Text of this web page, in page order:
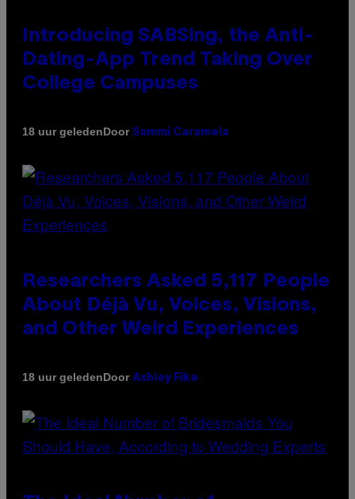
Introducing SABSing, the Anti-
Dating-App Trend Taking Over
College Campuses
18 uur geledenDoor Sammi Caramela
Researchers Asked 5,117 People
About Déjà Vu, Voices, Visions,
and Other Weird Experiences
18 uur geledenDoor Ashley Fike